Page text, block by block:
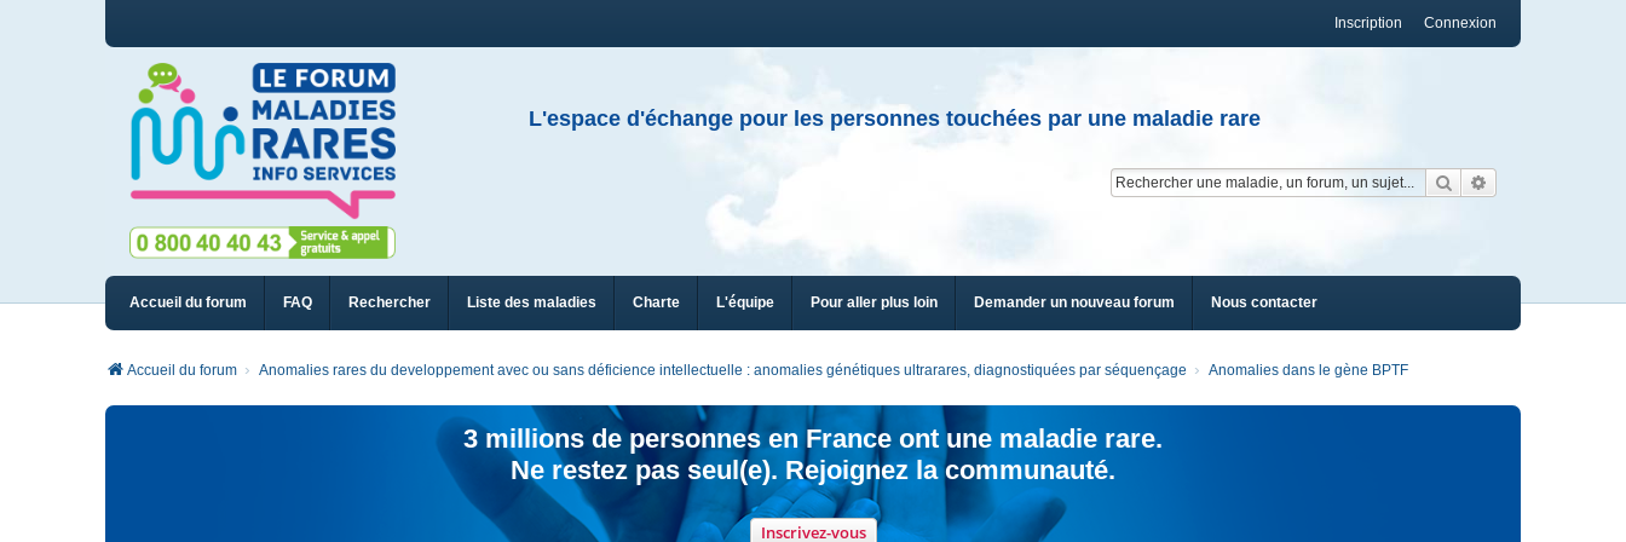
Connexion
Inscription
L'espace d'échange pour les personnes touchées par une maladie rare
Rechercher
Accueil du forum FAQ Rechercher Liste des maladies Charte L'équipe Pour aller plus loin Demander un nouveau forum Nous contacter
Accueil du forum Anomalies rares du developpement avec ou sans déficience intellectuelle : anomalies génétiques ultrarares, diagnostiquées par séquençage Anomalies dans le gène BPTF
3 millions de personnes en France ont une maladie rare.
Ne restez pas seul(e). Rejoignez la communauté.
Inscrivez-vous